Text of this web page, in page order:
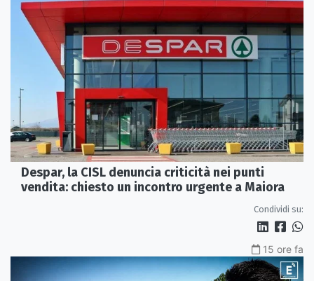
Despar, la CISL denuncia criticità nei punti
vendita: chiesto un incontro urgente a Maiora
Condividi su:
15 ore fa